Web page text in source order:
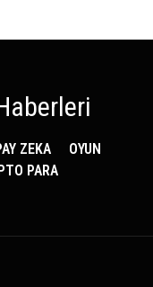
ZEKA
OYUN
PARA